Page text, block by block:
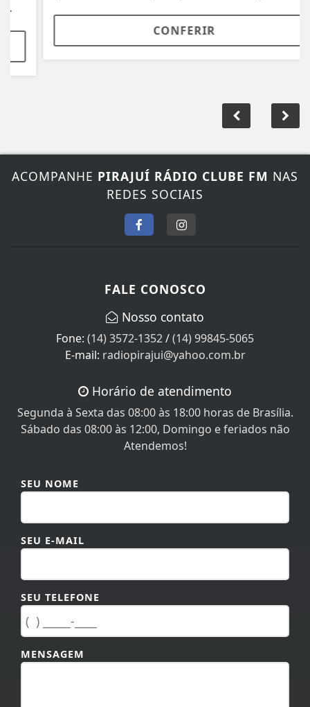
CONFERIR
ACOMPANHEPIRAJUÍ RÁDIO CLUBE FMNAS
REDES SOCIAIS
(14) 3572-1352/(14) 99845-5065
E-mail:radiopirajui@yahoo.com.br
Segunda à Sexta das 08:00 às 18:00 horas de Brasília.
Sábado das 08:00 às 12:00, Domingo e feriados não
Atendemos!
SEU E-MAIL
SEU TELEFONE
MENSAGEM